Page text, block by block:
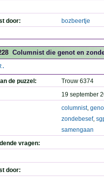
door: bozbeertje
Columnist die genot en
de puzzel:
Trouw 6374
19 september
columnist,
zondebesef,
samengaan
vragen:
door: